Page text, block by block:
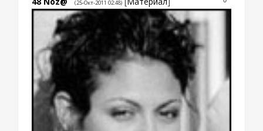
(25-Окт-2011 02:48)